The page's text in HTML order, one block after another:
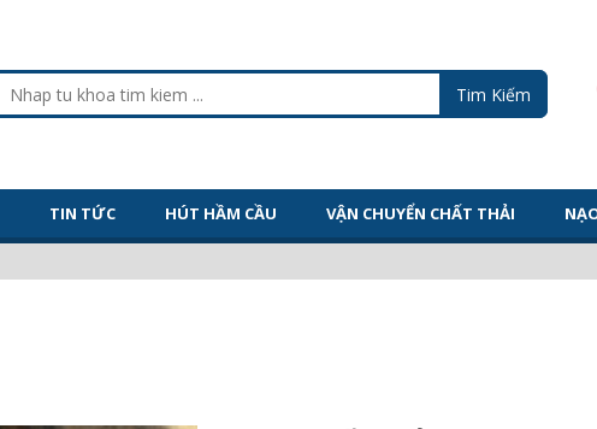
TIN TỨC HÚT HẦM CẦU VẬN CHUYỂN CHẤT THẢI